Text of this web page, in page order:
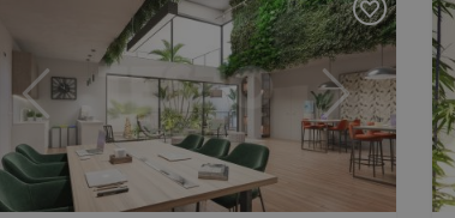
Précédent Suivant